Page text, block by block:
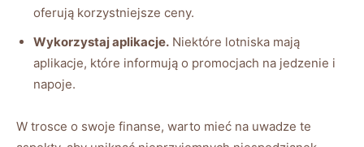
oferują korzystniejsze ceny.
Wykorzystaj aplikacje. Niektóre lotniska mają
aplikacje, które informują o promocjach na jedzenie i
napoje.
W trosce o swoje finanse, warto mieć na uwadze te